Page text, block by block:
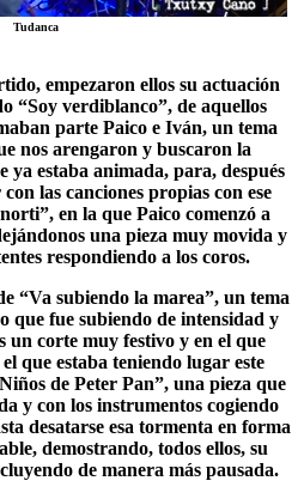
Tudanca
empezaron ellos su actuación
“Soy verdiblanco”, de aquellos
parte Paico e Iván, un tema
nos arengaron y buscaron la
ya estaba animada, para, después
las canciones propias con ese
en la que Paico comenzó a
una pieza muy movida y
respondiendo a los coros.
“Va subiendo la marea”, un tema
que fue subiendo de intensidad y
un corte muy festivo y en el que
que estaba teniendo lugar este
de Peter Pan”, una pieza que
y con los instrumentos cogiendo
desatarse esa tormenta en forma
demostrando, todos ellos, su
de manera más pausada.